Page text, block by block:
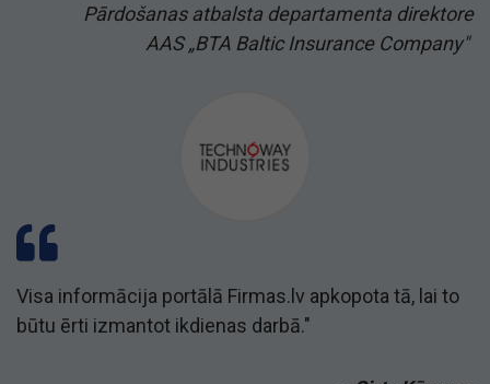
Pārdošanas atbalsta departamenta direktore
AAS „BTA Baltic Insurance Company"
Visa informācija portālā Firmas.lv apkopota tā, lai to
būtu ērti izmantot ikdienas darbā."